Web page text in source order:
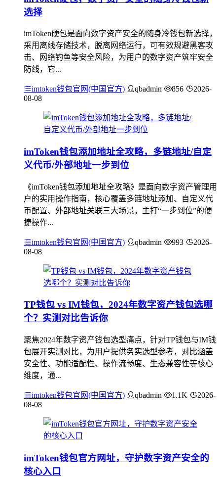
选择
imToken硬包是面向数字资产安全的随身冷钱包新选择，
采用离线存储技术，脱离网络运行，可有效规避黑客攻
击、网络钓鱼等安全风险，为用户的数字资产筑牢安全
防线，它...
imtoken钱包官网(中国官方) qbadmin 856
2026-
08-08
imToken钱包添加地址全攻略，多链地址/自定
义代币/外部地址一步到位
《imToken钱包添加地址全攻略》是面向数字资产管理用
户的实用操作指南，核心覆盖多链地址添加、自定义代
币配置、外部地址关联三大场景，主打“一步到位”的便
捷操作...
imtoken钱包官网(中国官方) qbadmin 993
2026-
08-08
TP钱包 vs IM钱包，2024年数字资产钱包选哪
个？实测对比告诉你
聚焦2024年数字资产钱包选型痛点，针对TP钱包与IM钱
包展开实测对比，为用户提供务实选型参考，对比涵盖
安全性、功能适配性、操作流畅度、生态兼容性等核心
维度，通...
imtoken钱包官网(中国官方) qbadmin 1.1K
2026-
08-08
imToken钱包官方网址，守护数字资产安全的
核心入口